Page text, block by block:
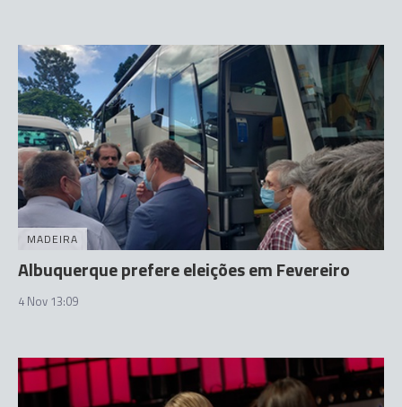
MADEIRA
Albuquerque prefere eleições em Fevereiro
4 Nov 13:09